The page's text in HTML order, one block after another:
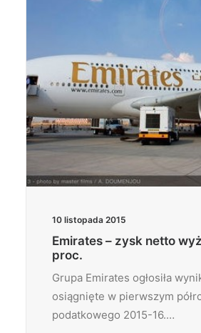
10 listopada 2015
Emirates – zysk netto
proc.
Grupa Emirates ogłosiła
osiągnięte w pierwszym
podatkowego 2015-16.…